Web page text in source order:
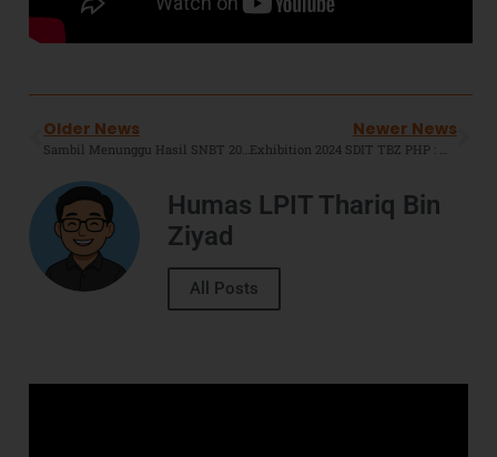
Older News
Sambil Menunggu Hasil SNBT 2024, Yuk Cek Info Pendaftaran Seleksi Mandiri Universitas Airlangga!
Newer News
Exhibition 2024 SDIT TBZ PHP : Menuju Generasi Sholeh Dan Cerdas Yang Cinta Agama Dan Tanah Air Serta Berjiwa Pancasila.
Humas LPIT Thariq Bin
Ziyad
All Posts